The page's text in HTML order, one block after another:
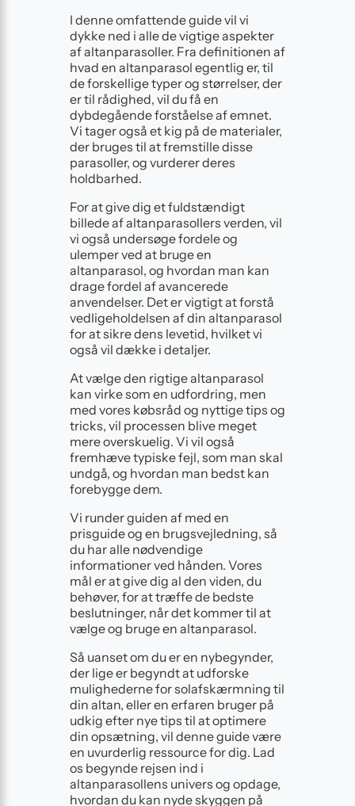
I denne omfattende guide vil vi
dykke ned i alle de vigtige aspekter
af altanparasoller. Fra definitionen af
hvad en altanparasol egentlig er, til
de forskellige typer og størrelser, der
er til rådighed, vil du få en
dybdegående forståelse af emnet.
Vi tager også et kig på de materialer,
der bruges til at fremstille disse
parasoller, og vurderer deres
holdbarhed.
For at give dig et fuldstændigt
billede af altanparasollers verden, vil
vi også undersøge fordele og
ulemper ved at bruge en
altanparasol, og hvordan man kan
drage fordel af avancerede
anvendelser. Det er vigtigt at forstå
vedligeholdelsen af din altanparasol
for at sikre dens levetid, hvilket vi
også vil dække i detaljer.
At vælge den rigtige altanparasol
kan virke som en udfordring, men
med vores købsråd og nyttige tips og
tricks, vil processen blive meget
mere overskuelig. Vi vil også
fremhæve typiske fejl, som man skal
undgå, og hvordan man bedst kan
forebygge dem.
Vi runder guiden af med en
prisguide og en brugsvejledning, så
du har alle nødvendige
informationer ved hånden. Vores
mål er at give dig al den viden, du
behøver, for at træffe de bedste
beslutninger, når det kommer til at
vælge og bruge en altanparasol.
Så uanset om du er en nybegynder,
der lige er begyndt at udforske
mulighederne for solafskærmning til
din altan, eller en erfaren bruger på
udkig efter nye tips til at optimere
din opsætning, vil denne guide være
en uvurderlig ressource for dig. Lad
os begynde rejsen ind i
altanparasollens univers og opdage,
hvordan du kan nyde skyggen på